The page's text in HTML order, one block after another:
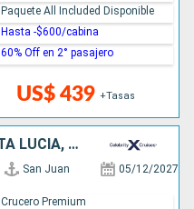
US$ 439 +Tasas
Paquete All Included Disponible
Hasta -$600/cabina
60% Off en 2° pasajero
DOMINICA, BARBADOS, SANTA LUCIA, ANTIGUA Y BARBUDA, ESTADOS UNIDOS, PUERTO RICO
San Juan 05/12/2027
Crucero Premium